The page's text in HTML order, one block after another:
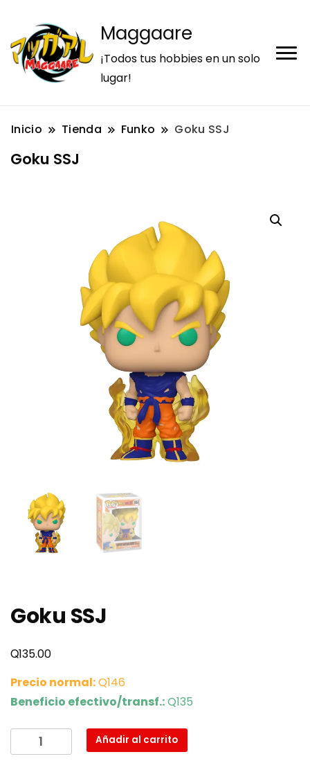
Maggaare
¡Todos tus hobbies en un solo
lugar!
Inicio Tienda Funko Goku SSJ
Goku SSJ
Goku SSJ
Q135.00
Precio normal:Q146
Beneficio efectivo/transf.:Q135
Goku
SSJ
Añadir al carrito